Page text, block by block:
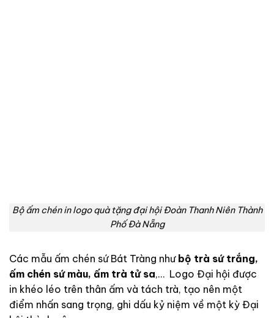
Bộ ấm chén in logo quà tặng đại hội Đoàn Thanh Niên Thành
Phố Đà Nẵng
Các mẫu ấm chén sứ Bát Tràng như bộ trà sứ trắng,
ấm chén sứ màu, ấm trà tử sa,… Logo Đại hội được
in khéo léo trên thân ấm và tách trà, tạo nên một
điểm nhấn sang trọng, ghi dấu kỷ niệm về một kỳ Đại